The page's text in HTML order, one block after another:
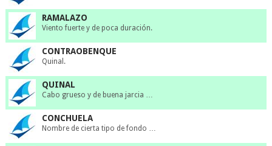
RAMALAZO
Viento fuerte y de poca duración.
CONTRAOBENQUE
Quinal.
QUINAL
Cabo grueso y de buena jarcia …
CONCHUELA
Nombre de cierta tipo de fondo …